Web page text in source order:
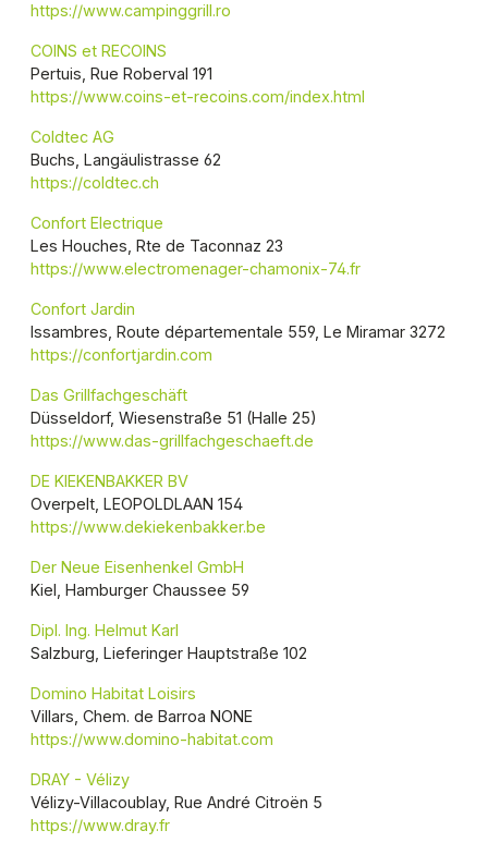
https://www.campinggrill.ro
COINS et RECOINS
Pertuis, Rue Roberval 191
https://www.coins-et-recoins.com/index.html
Coldtec AG
Buchs, Langäulistrasse 62
https://coldtec.ch
Confort Electrique
Les Houches, Rte de Taconnaz 23
https://www.electromenager-chamonix-74.fr
Confort Jardin
Issambres, Route départementale 559, Le Miramar 3272
https://confortjardin.com
Das Grillfachgeschäft
Düsseldorf, Wiesenstraße 51 (Halle 25)
https://www.das-grillfachgeschaeft.de
DE KIEKENBAKKER BV
Overpelt, LEOPOLDLAAN 154
https://www.dekiekenbakker.be
Der Neue Eisenhenkel GmbH
Kiel, Hamburger Chaussee 59
Dipl. Ing. Helmut Karl
Salzburg, Lieferinger Hauptstraße 102
Domino Habitat Loisirs
Villars, Chem. de Barroa NONE
https://www.domino-habitat.com
DRAY - Vélizy
Vélizy-Villacoublay, Rue André Citroën 5
https://www.dray.fr